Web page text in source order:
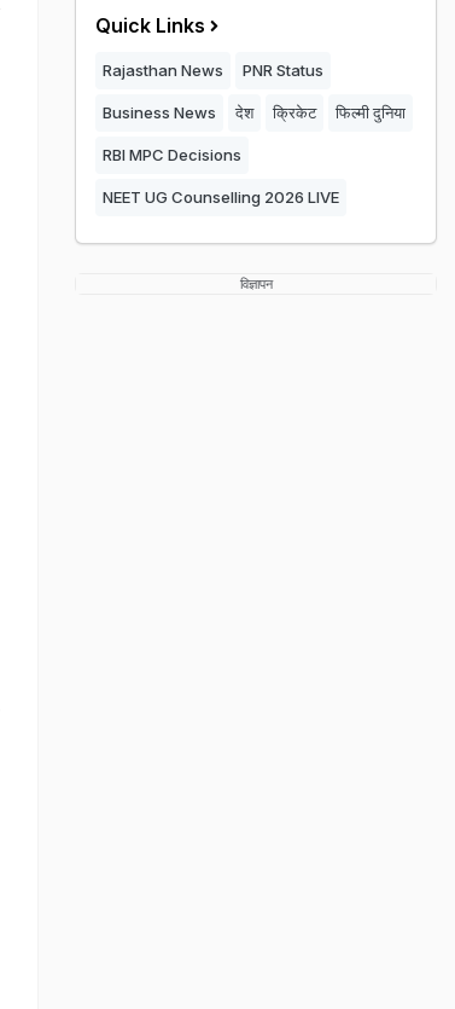
Quick Links
Rajasthan News PNR Status
Business News देश क्रिकेट फिल्मी दुनिया
RBI MPC Decisions
NEET UG Counselling 2026 LIVE
विज्ञापन